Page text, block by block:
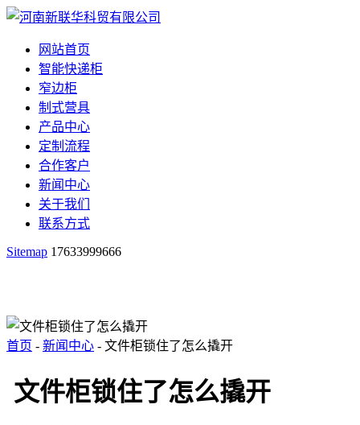
网站首页
智能快递柜
窄边柜
制式营具
产品中心
定制流程
合作客户
新闻中心
关于我们
联系方式
Sitemap 17633999666
首页 - 新闻中心 - 文件柜锁住了怎么撬开
文件柜锁住了怎么撬开